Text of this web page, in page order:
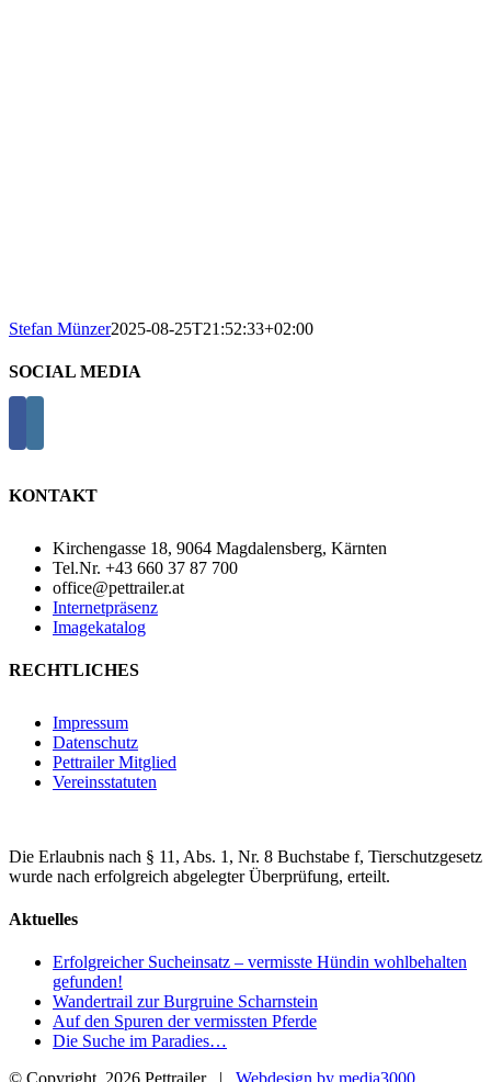
Stefan Münzer2025-08-25T21:52:33+02:00
SOCIAL MEDIA
KONTAKT
Kirchengasse 18, 9064 Magdalensberg, Kärnten
Tel.Nr. +43 660 37 87 700
office@pettrailer.at
Internetpräsenz
Imagekatalog
RECHTLICHES
Impressum
Datenschutz
Pettrailer Mitglied
Vereinsstatuten
Die Erlaubnis nach § 11, Abs. 1, Nr. 8 Buchstabe f, Tierschutzgesetz
wurde nach erfolgreich abgelegter Überprüfung, erteilt.
Aktuelles
Erfolgreicher Sucheinsatz – vermisste Hündin wohlbehalten
gefunden!
Wandertrail zur Burgruine Scharnstein
Auf den Spuren der vermissten Pferde
Die Suche im Paradies…